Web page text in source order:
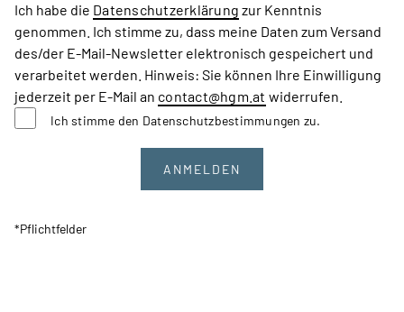
Ich habe die Datenschutzerklärung zur Kenntnis
genommen. Ich stimme zu, dass meine Daten zum Versand
des/der E-Mail-Newsletter elektronisch gespeichert und
verarbeitet werden. Hinweis: Sie können Ihre Einwilligung
jederzeit per E-Mail an contact@hgm .at widerrufen.
Ich stimme den Datenschutzbestimmungen zu.
*Pflichtfelder